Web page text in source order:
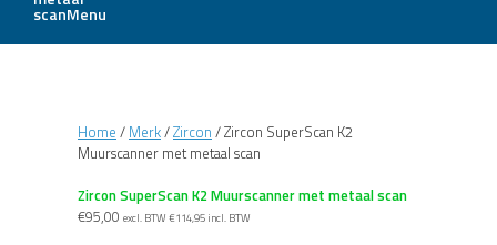
Menu
Home / Merk/Zircon / Zircon SuperScan K2
Muurscanner met metaal scan
Zircon SuperScan K2 Muurscanner met metaal scan
€95,00 excl. BTW €114,95 incl. BTW